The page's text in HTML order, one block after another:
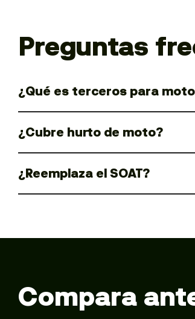
Preguntas
¿Qué es terceros para
¿Cubre hurto de moto?
¿Reemplaza el SOAT?
Compara